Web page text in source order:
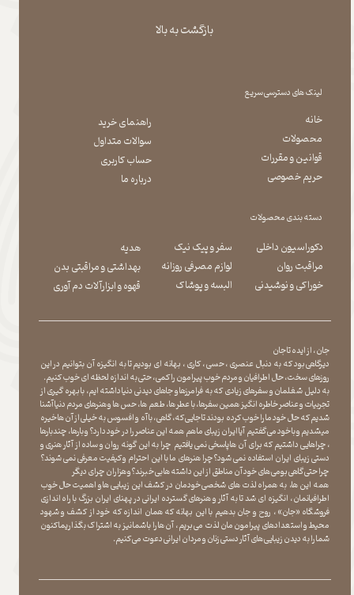
بازگشت به بالا
لینک های دسترسی سریع
دسته بندی محصولات
خانه
محصولات
قوانین و مقررات
حریم خصوصی
راهنمای خرید
سوالات متداول
حساب کاربری
درباره ما
دکوراسیون داخلی
مراقبت روان
​​​​​​​خوراکی و نوشیدنی
سفر و پیک نیک
لوازم مصرفی روزانه
​​​​​​​البسه و پوشاک
هدیه
بهداشتی و مراقبتی بدن
​​​​​​​قهوه و ابزارآلات دم آوری
جان ، از ایده تا جان
دیرگاهی بود که به دنبال عنصری ، حسی ، کاری ، بهانه ای بودیم تا به انگیزه آن بتوانیم در این
روزهای سخت ، حال اطرافیان و مردم خوب پیرامون را کمی ، حتی به اندازه لحظه ای خوب کنیم.
به دلیل شغلمان و سفرهای زیادی که به فرامرزها و جاهای دیدنی دنیا داشته ایم، با بهره گیری از
تجربیات و عناصر خاطره انگیز همین سفرها ، با عطر ها ، طعم ها ، حس ها و هنرهای مردم دنیا آشنا
شدیم که حال خود ما را خوب کرده بودند تا جایی که، گاهی ، با آه و افسوس به خیلی از آن ها خیره
میشدیم و با خود می گفتیم آیا ایران زیبای ما هم همه این عناصر را در خود دارد؟ و بارها ، چندبارها
، چراهایی داشتیم که برای آن ها پاسخی نمی یافتیم چرا به این گونه روان و ساده از آثار هنری و
دستی زیبای ایران استفاده نمی شود؟چرا هنرهای ما با این احترام و کیفیت معرفی نمی شوند؟
چرا حتی گاهی بومی های خود آن مناطق از این داشته ها بی خبرند؟و هزاران چرای دیگر
​​​​​​​ همه این ها، به همراه لذت های شخصی خودمان در کشف این زیبایی ها و اهمیت حال خوب
اطرافیانمان ، انگیزه ای شد تا به آثار و هنرهای گسترده ایرانی در پهنای ایران بزرگ با راه اندازی
فروشگاه «جان» ، روح و جان بدهیم با این بهانه که همان اندازه که خود از کشف و شهود
محیط و استعدادهای پیرامون مان لذت می بریم ، آن ها را با شما نیز به اشتراک بگذاریماکنون
شما را به دیدن زیبایی های آثار دستی زنان و مردان ایرانی دعوت می کنیم.